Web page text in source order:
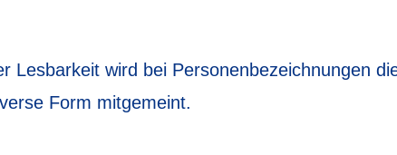
Lesbarkeit wird bei Personenbezeichnungen
Form mitgemeint.